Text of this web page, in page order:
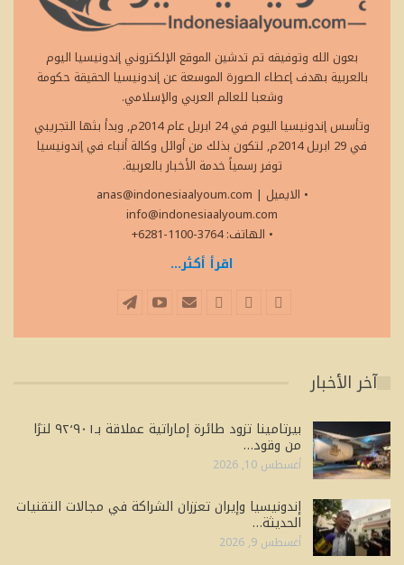
بعون الله وتوفيقه تم تدشين الموقع الإلكتروني إندونيسيا اليوم
بالعربية بهدف إعطاء الصورة الموسعة عن إندونيسيا الحقيقة حكومة
وشعبا للعالم العربي والإسلامي.
وتأسس إندونيسيا اليوم في 24 ابريل عام 2014م, وبدأ بثها التجريبي
في 29 ابريل 2014م, لتكون بذلك من أوائل وكالة أنباء في إندونيسيا
توفر رسمياً خدمة الأخبار بالعربية.
• الايميل
anas@indonesiaalyoum.com |
info@indonesiaalyoum.com
• الهاتف: 3764-1100-6281+
اقرأ أكثر...
آخر الأخبار
بيرتامينا تزود طائرة إماراتية عملاقة بـ٩٢٬٩٠١ لترًا
من وقود…
أغسطس 10, 2026
إندونيسيا وإيران تعززان الشراكة في مجالات التقنيات
الحديثة…
أغسطس 9, 2026